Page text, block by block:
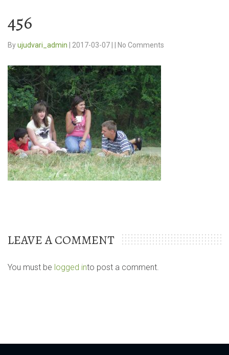
456
Byujudvari_admin 2017-03-07 No Comments
LEAVE A COMMENT
You must be logged into post a comment.